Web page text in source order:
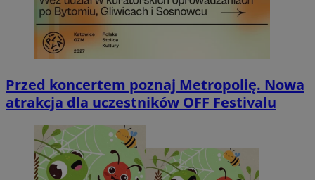
Przed koncertem poznaj Metropolię. Nowa
atrakcja dla uczestników OFF Festivalu